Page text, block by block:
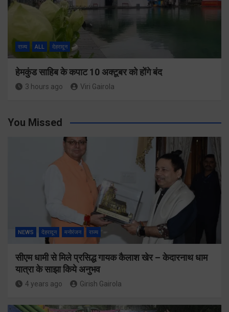
राज्य ALL देहरादून
हेमकुंड साहिब के कपाट 10 अक्टूबर को होंगे बंद
3 hours ago Viri Gairola
You Missed
NEWS देहरादून मनोरंजन राज्य
सीएम धामी से मिले प्रसिद्ध गायक कैलाश खेर – केदारनाथ धाम
यात्रा के साझा किये अनुभव
4 years ago Girish Gairola